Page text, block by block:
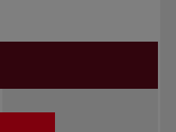
ou autre